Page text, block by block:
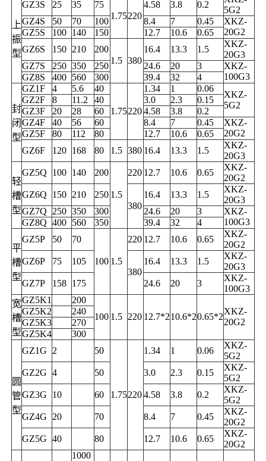
上
振
型
GZ3S 25 35
75
1.75220
4.58 3.8 0.2
5G2
GZ4S
50 70 100 8.4 7 0.45
XKZ-
20G2
GZ5S 100 140 150 12.7 10.6
0.65
GZ6S
150 210
200
1.5 380
16.4 13.3 1.5
XKZ-
20G3
GZ7S
250 350 250 24.6 20 3
XKZ-
100G3
GZ8S 400 560 300 39.4 32 4
封
闭
型
GZ1F 4 5.6 40
1.75220
1.34 1 0.06
XKZ-
5G2
GZ2F 8 11.2 40 3.0 2.3
0.15
GZ3F
20 28 60 4.58 3.8
0.2
GZ4F
40 56 60 8.4 7 0.45
XKZ-
20G2
GZ5F 80 112 80 12.7 10.6
0.65
GZ6F
120 168 80 1.5 380 16.4 13.3 1.5
XKZ-
20G3
轻
槽
型
GZ5Q 100 140 200
1.5
220 12.7 10.6 0.65
XKZ-
20G2
GZ6Q
150 210
250
380
16.4 13.3 1.5
XKZ-
20G3
GZ7Q
250 350 300 24.6 20 3
XKZ-
100G3
GZ8Q 400 560 350 39.4 32 4
平
槽
型
GZ5P 50 70
100 1.5
220 12.7 10.6 0.65
XKZ-
20G2
GZ6P
75
105
380
16.4 13.3 1.5
XKZ-
20G3
GZ7P
158 175 24.6 20 3
XKZ-
100G3
宽
槽
型
GZ5K1
200
100 1.5 220 12.7*210.6*20.65*2
XKZ-
20G2
GZ5K2
240
GZ5K3
270
GZ5K4
300
圆
管
型
GZ1G 2 50
1.75220
1.34 1 0.06
XKZ-
5G2
GZ2G 4 50 3.0 2.3 0.15
XKZ-
5G2
GZ3G
10 60 4.58 3.8 0.2
XKZ-
5G2
GZ4G
20 70 8.4 7 0.45
XKZ-
20G2
GZ5G 40 80 12.7 10.6 0.65
XKZ-
20G2
1000